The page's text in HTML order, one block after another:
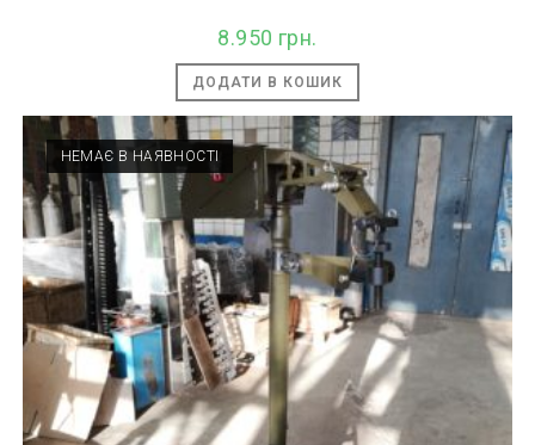
8.950 грн.
ДОДАТИ В КОШИК
НЕМАЄ В НАЯВНОСТІ